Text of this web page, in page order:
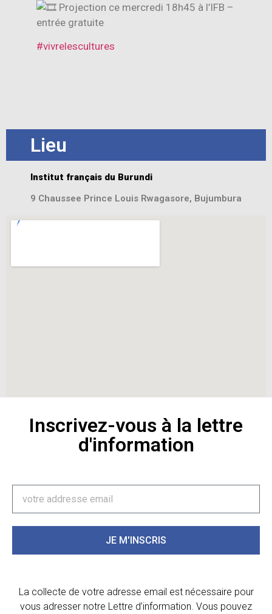
Projection ce mercredi 18h45 à l’IFB –
entrée gratuite
#vivrelescultures
Lieu
Institut français du Burundi
9 Chaussee Prince Louis Rwagasore, Bujumbura
Inscrivez-vous à la lettre
d'information
JE M'INSCRIS
La collecte de votre adresse email est nécessaire pour
vous adresser notre Lettre d’information. Vous pouvez